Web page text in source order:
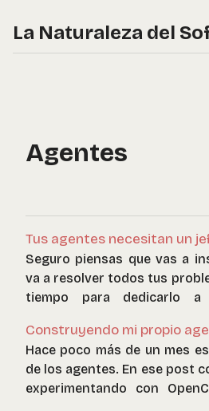
La Naturaleza del
Agentes
Tus agentes necesitan un
Seguro piensas que vas a
va a resolver todos tus
tiempo para dedicarlo
Construyendo mi propio
Hace poco más de un mes
de los agentes. En ese post
experimentando con